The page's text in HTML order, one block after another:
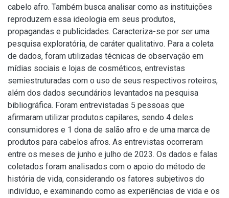
cabelo afro. Também busca analisar como as instituições
reproduzem essa ideologia em seus produtos,
propagandas e publicidades. Caracteriza-se por ser uma
pesquisa exploratória, de caráter qualitativo. Para a coleta
de dados, foram utilizadas técnicas de observação em
mídias sociais e lojas de cosméticos, entrevistas
semiestruturadas com o uso de seus respectivos roteiros,
além dos dados secundários levantados na pesquisa
bibliográfica. Foram entrevistadas 5 pessoas que
afirmaram utilizar produtos capilares, sendo 4 deles
consumidores e 1 dona de salão afro e de uma marca de
produtos para cabelos afros. As entrevistas ocorreram
entre os meses de junho e julho de 2023. Os dados e falas
coletados foram analisados com o apoio do método de
história de vida, considerando os fatores subjetivos do
indivíduo, e examinando como as experiências de vida e os